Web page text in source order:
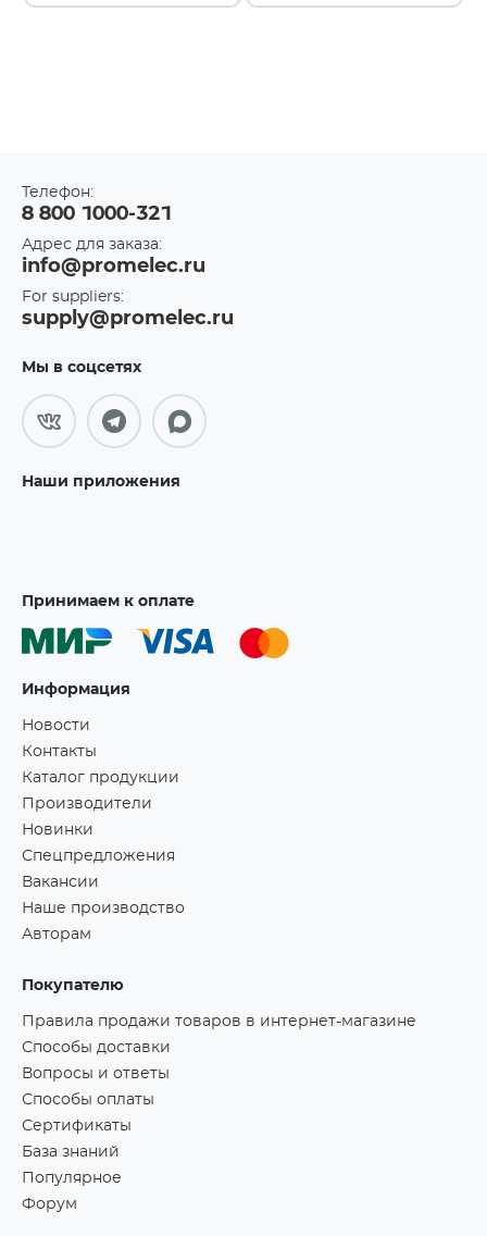
Телефон:
8 800 1000-321
Адрес для заказа:
info@promelec.ru
For suppliers:
supply@promelec.ru
Мы в соцсетях
Наши приложения
Принимаем к оплате
Информация
Новости
Контакты
Каталог продукции
Производители
Новинки
Спецпредложения
Вакансии
Наше производство
Авторам
Покупателю
Правила продажи товаров в интернет-магазине
Способы доставки
Вопросы и ответы
Способы оплаты
Сертификаты
База знаний
Популярное
Форум